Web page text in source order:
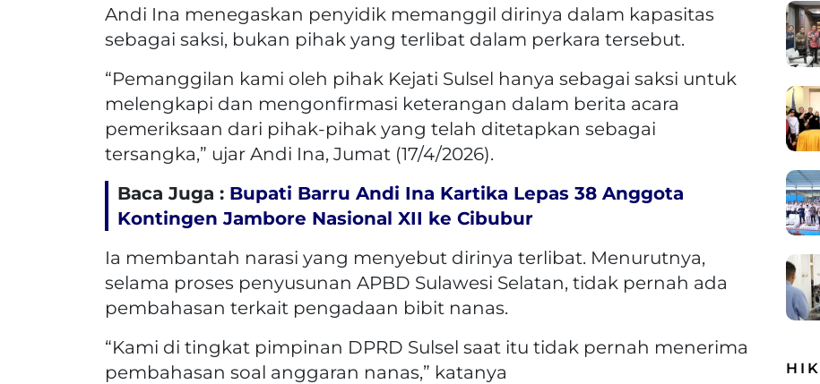
Andi Ina menegaskan penyidik memanggil dirinya dalam kapasitas
sebagai saksi, bukan pihak yang terlibat dalam perkara tersebut.
“Pemanggilan kami oleh pihak Kejati Sulsel hanya sebagai saksi untuk
melengkapi dan mengonfirmasi keterangan dalam berita acara
pemeriksaan dari pihak-pihak yang telah ditetapkan sebagai
tersangka,” ujar Andi Ina, Jumat (17/4/2026).
Baca Juga : Bupati Barru Andi Ina Kartika Lepas 38 Anggota
Kontingen Jambore Nasional XII ke Cibubur
Ia membantah narasi yang menyebut dirinya terlibat. Menurutnya,
selama proses penyusunan APBD Sulawesi Selatan, tidak pernah ada
pembahasan terkait pengadaan bibit nanas.
“Kami di tingkat pimpinan DPRD Sulsel saat itu tidak pernah menerima
pembahasan soal anggaran nanas,” katanya